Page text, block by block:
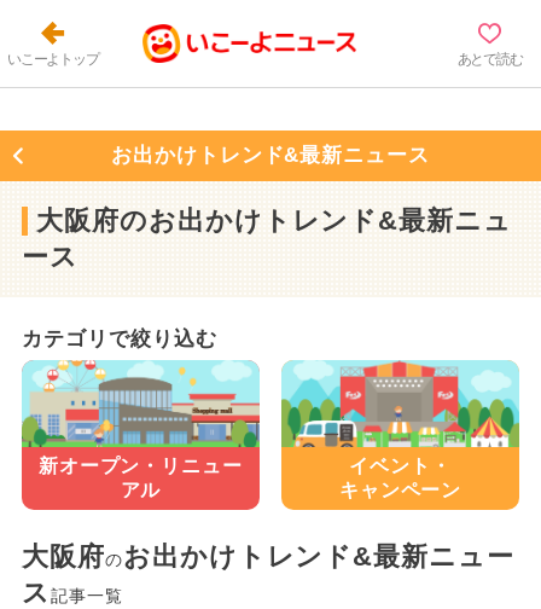
いこーよトップ あとで読む
お出かけトレンド&最新ニュース
大阪府のお出かけトレンド&最新ニュ
ース
カテゴリで絞り込む
新オープン・ リニュー
アル
イベント・
キャンペーン
大阪府のお出かけトレンド&最新ニュー
ス 記事一覧